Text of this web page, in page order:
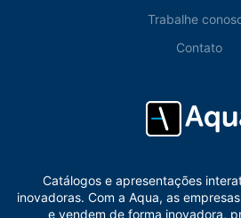
Trabalhe
Contato
Catálogos e apresentações
inovadoras. Com a Aqua, as
e vendem de forma inovadora,